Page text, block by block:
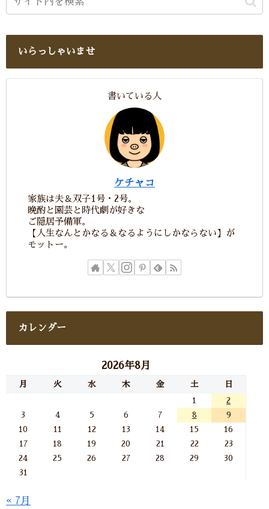
いらっしゃいませ
書いている人
ケチャコ
家族は夫＆双子1号・2号。
晩酌と園芸と時代劇が好きな
ご隠居予備軍。
【人生なんとかなる＆なるようにしかならない】が
モットー。
カレンダー
2026年8月
月 火 水 木 金 土 日
1
2
3
4 5 6 7 8
9
10
11 12 13 14 15
16
17
18 19 20 21 22
23
24
25 26 27 28 29
30
31
« 7月